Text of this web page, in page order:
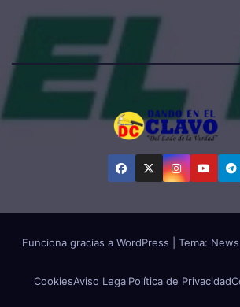
Funciona gracias a WordPress Tema:
CookiesAviso LegalPolítica de Privacidad